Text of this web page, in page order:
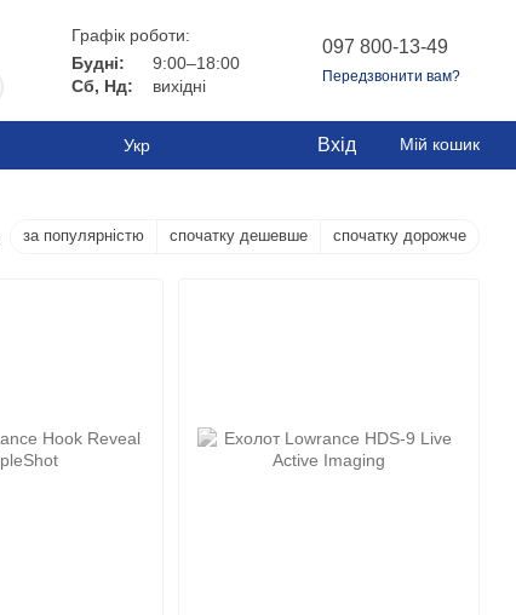
Графік роботи:
Будні:
9:00–18:00
Сб, Нд:
вихідні
097 800-13-49
Передзвонити вам?
Укр Вхід Мій кошик
за популярністю спочатку дешевше спочатку дорожче